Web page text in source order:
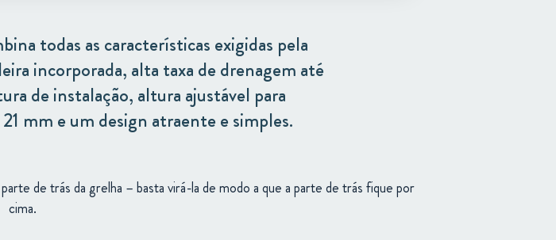
todas as características exigidas pela
incorporada, alta taxa de drenagem até
de instalação, altura ajustável para
mm e um design atraente e simples.
de trás da grelha – basta virá-la de modo a que a parte de trás fique por
cima.